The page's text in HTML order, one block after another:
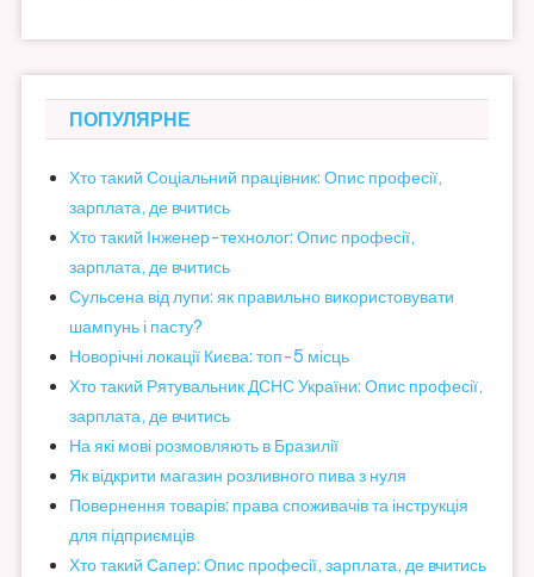
ПОПУЛЯРНЕ
Хто такий Соціальний працівник: Опис професії,
зарплата, де вчитись
Хто такий Інженер-технолог: Опис професії,
зарплата, де вчитись
Сульсена від лупи: як правильно використовувати
шампунь і пасту?
Новорічні локації Києва: топ-5 місць
Хто такий Рятувальник ДСНС України: Опис професії,
зарплата, де вчитись
На які мові розмовляють в Бразилії
Як відкрити магазин розливного пива з нуля
Повернення товарів: права споживачів та інструкція
для підприємців
Хто такий Сапер: Опис професії, зарплата, де вчитись